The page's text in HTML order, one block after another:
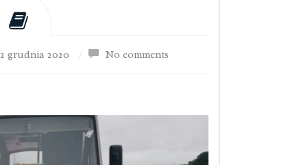
2 grudnia 2020 / No comments